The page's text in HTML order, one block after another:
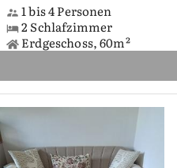
1 bis 4 Personen
2 Schlafzimmer
Erdgeschoss, 60m²